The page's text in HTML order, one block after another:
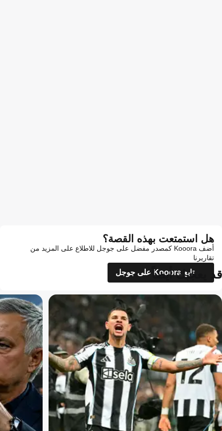
هل استمتعت بهذه القصة؟
أضف Kooora كمصدر مفضل على جوجل للاطلاع على المزيد من
تقاريرنا
تابع Kooora على جوجل
قد يعجبك أيضاً